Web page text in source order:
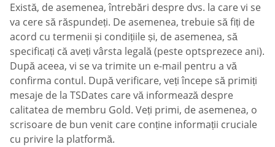
Există, de asemenea, întrebări despre dvs. la care vi se
va cere să răspundeți. De asemenea, trebuie să fiți de
acord cu termenii și condițiile și, de asemenea, să
specificați că aveți vârsta legală (peste optsprezece ani).
După aceea, vi se va trimite un e-mail pentru a vă
confirma contul. După verificare, veți începe să primiți
mesaje de la TSDates care vă informează despre
calitatea de membru Gold. Veți primi, de asemenea, o
scrisoare de bun venit care conține informații cruciale
cu privire la platformă.